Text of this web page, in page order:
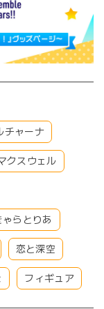
チャーナ
クスウェル
ゃらとりあ
恋と深空
フィギュア